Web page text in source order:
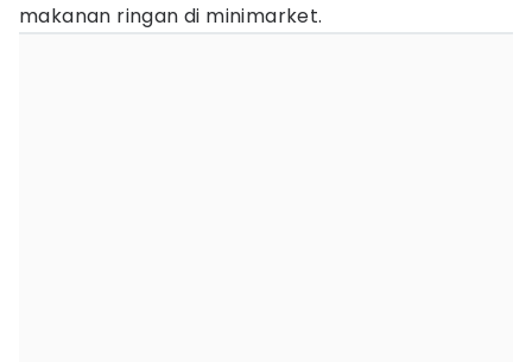
makanan ringan di minimarket.